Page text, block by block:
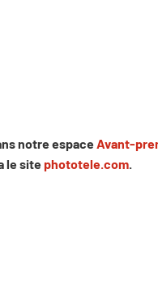
notre espace Avant-
le site phototele.com